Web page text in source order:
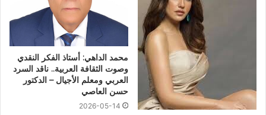
محمد الداهي: أستاذ الفكر النقدي
وصوت الثقافة العربية.. ناقد السرد
العربي ومعلم الأجيال – الدكتور
حسن العاصي
2026-05-14